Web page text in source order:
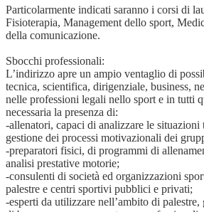
Particolarmente indicati saranno i corsi di
Fisioterapia, Management dello sport,
della comunicazione.
Sbocchi professionali:
L’indirizzo apre un ampio ventaglio di
tecnica, scientifica, dirigenziale, business,
nelle professioni legali nello sport e in tutti
necessaria la presenza di:
-allenatori, capaci di analizzare le situazioni
gestione dei processi motivazionali dei
-preparatori fisici, di programmi di
analisi prestative motorie;
-consulenti di società ed organizzazioni
palestre e centri sportivi pubblici e privati;
-esperti da utilizzare nell’ambito di